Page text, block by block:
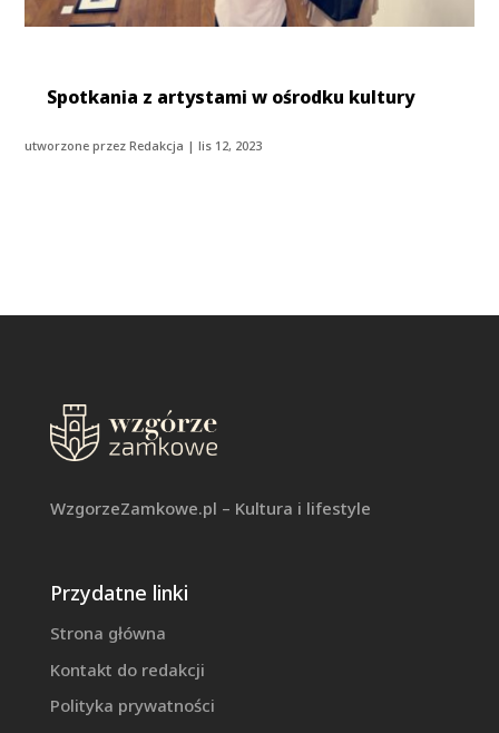
Spotkania z artystami w ośrodku kultury
utworzone przezRedakcja |lis 12, 2023
WzgorzeZamkowe.pl – Kultura i lifestyle
Przydatne linki
Strona główna
Kontakt do redakcji
Polityka prywatności